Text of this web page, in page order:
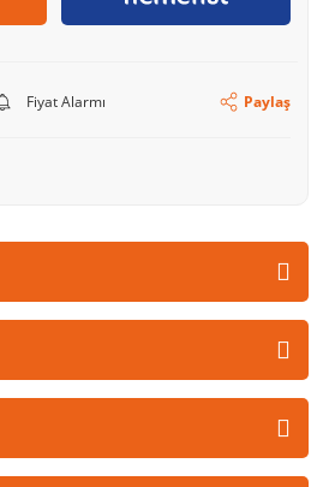
Fiyat Alarmı Paylaş